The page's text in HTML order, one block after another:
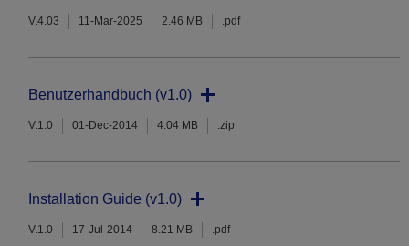
V.4.03 11-Mar-2025 2.46 MB .pdf
Benutzerhandbuch (v1.0)
V.1.0 01-Dec-2014 4.04 MB .zip
Installation Guide (v1.0)
V.1.0 17-Jul-2014 8.21 MB .pdf